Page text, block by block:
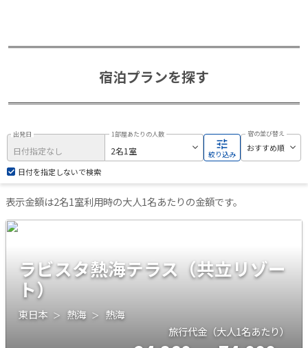
宿泊プランを探す
出発日 1部屋あたりの人数
日付を指定しないで検索
絞り込み
宿の並び替え
表示金額は2名1室利用時の大人1名あたりの金額です。
ラビスタ熱海テラス（共立リゾー
ト）
東日本 熱海
熱海
旅行代金（大人1名あたり）